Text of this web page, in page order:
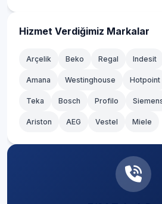
Kağıthane
Kartal
Küçükçekmece
Hizmet Verdiğimiz Markalar
Arçelik Beko Regal Indesit
Amana Westinghouse Hotpoint
Teka Bosch Profilo
Ariston AEG Vestel Miele